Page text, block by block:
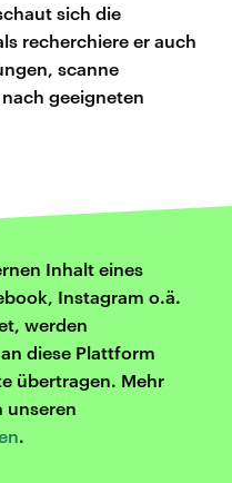
sich die
recherchiere er auch
scanne
geeigneten
Inhalt eines
Instagram o.ä.
werden
diese Plattform
übertragen. Mehr
unseren
.